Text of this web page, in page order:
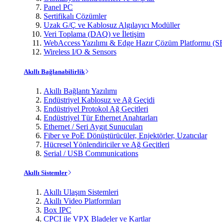
Panel PC
Sertifikalı Çözümler
Uzak G/Ç ve Kablosuz Algılayıcı Modüller
Veri Toplama (DAQ) ve İletişim
WebAccess Yazılımı & Edge Hazır Çözüm Platformu
Wireless I/O & Sensors
Akıllı Bağlanabilirlik
Akıllı Bağlantı Yazılımı
Endüstriyel Kablosuz ve Ağ Geçidi
Endüstriyel Protokol Ağ Geçitleri
Endüstriyel Tür Ethernet Anahtarları
Ethernet / Seri Aygıt Sunucuları
Fiber ve PoE Dönüştürücüler, Enjektörler, Uzatıcılar
Hücresel Yönlendiriciler ve Ağ Geçitleri
Serial / USB Communications
Akıllı Sistemler
Akıllı Ulaşım Sistemleri
Akıllı Video Platformları
Box IPC
CPCI ile VPX Bladeler ve Kartlar